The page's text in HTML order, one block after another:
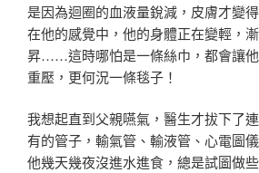
是因為迴圈的血液量銳減，皮膚才變
在他的感覺中，他的身體正在變輕，
昇……這時哪怕是一條絲巾，都會讓
重壓，更何況一條毯子！
我想起直到父親嚥氣，醫生才拔下了
有的管子，輸氣管、輸液管、心電
他幾天幾夜沒進水進食，總是試圖做